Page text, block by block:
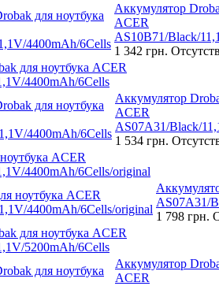
Аккумулятор
ACER
AS10B71/Black/
1 342 грн.
для ноутбука ACER
4400mAh/6Cells
Аккумулятор
ACER
AS07A31/Black/
1 534 грн.
ACER
4400mAh/6Cells/original
AS07A31/
1 798 грн.
для ноутбука ACER
5200mAh/6Cells
Аккумулятор
ACER